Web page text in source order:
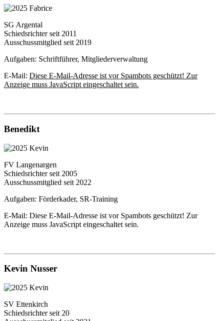
SG Argental
Schiedsrichter seit 2011
Ausschussmitglied seit 2019
Aufgaben: Schriftführer, Mitgliederverwaltung
E-Mail: Diese E-Mail-Adresse ist vor Spambots geschützt! Zur
Anzeige muss JavaScript eingeschaltet sein.
Benedikt
FV Langenargen
Schiedsrichter seit 2005
Ausschussmitglied seit 2022
Aufgaben: Förderkader, SR-Training
E-Mail: Diese E-Mail-Adresse ist vor Spambots geschützt! Zur
Anzeige muss JavaScript eingeschaltet sein.
Kevin Nusser
SV Ettenkirch
Schiedsrichter seit 20